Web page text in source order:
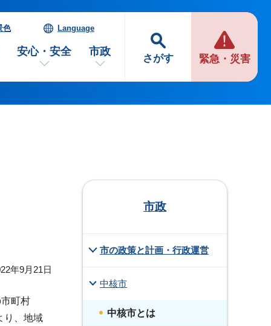
さがす 緊急・災害
色 Language
安心・安全 市政
年9月21日
町村
り、地域
市政
市の政策と計画・行政運営
中核市
中核市とは